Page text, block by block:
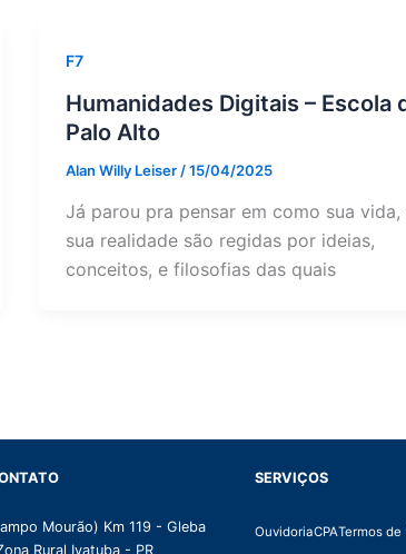
F7
Humanidades Digitais – Escola
Palo Alto
Alan Willy Leiser /15/04/2025
Já parou pra pensar em como sua vida,
sua realidade são regidas por ideias,
conceitos, e filosofias das quais
Mourão) Km 119 - Gleba
Rural Ivatuba - PR
SERVIÇOS
OuvidoriaCPATermos de